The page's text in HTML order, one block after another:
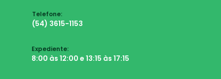
Telefone:
(54) 3615-1153
Expediente:
8:00 às 12:00 e 13:15 às 17:15